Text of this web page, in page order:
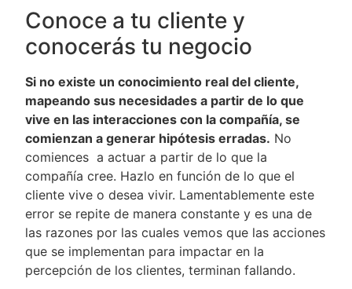
Conoce a tu cliente y
conocerás tu negocio
Si no existe un conocimiento real del cliente,
mapeando sus necesidades a partir de lo que
vive en las interacciones con la compañía, se
comienzan a generar hipótesis erradas. No
comiences a actuar a partir de lo que la
compañía cree. Hazlo en función de lo que el
cliente vive o desea vivir. Lamentablemente este
error se repite de manera constante y es una de
las razones por las cuales vemos que las acciones
que se implementan para impactar en la
percepción de los clientes, terminan fallando.